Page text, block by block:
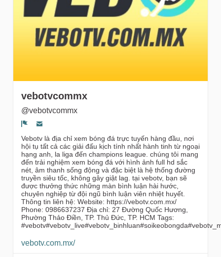
vebotvcommx
@vebotvcommx
Segnala un problema
Vebotv là địa chỉ xem bóng đá trực tuyến hàng đầu, nơi
hội tụ tất cả các giải đấu kịch tính nhất hành tinh từ ngoại
hạng anh, la liga đến champions league. chúng tôi mang
đến trải nghiệm xem bóng đá với hình ảnh full hd sắc
nét, âm thanh sống động và đặc biệt là hệ thống đường
truyền siêu tốc, không gây giật lag. tại vebotv, bạn sẽ
được thưởng thức những màn bình luận hài hước,
chuyên nghiệp từ đội ngũ bình luận viên nhiệt huyết.
Thông tin liên hệ: Website: https://vebotv.com.mx/
Phone: 0986637237 Địa chỉ: 27 Đường Quốc Hương,
Phường Thảo Điền, TP. Thủ Đức, TP. HCM Tags:
vebotv.com.mx/